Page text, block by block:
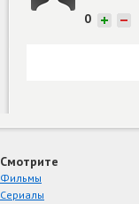
0 + −
Смотрите
Фильмы
Сериалы